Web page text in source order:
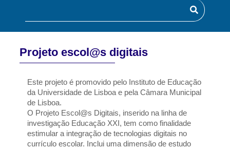
Projeto escol@s digitais
Este projeto é promovido pelo Instituto de Educação
da Universidade de Lisboa e pela Câmara Municipal
de Lisboa.
O Projeto Escol@s Digitais, inserido na linha de
investigação Educação XXI, tem como finalidade
estimular a integração de tecnologias digitais no
currículo escolar. Inclui uma dimensão de estudo